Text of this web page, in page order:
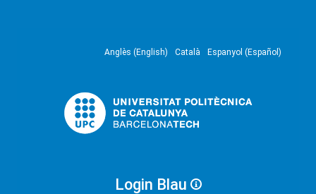
Anglès (English) Català Espanyol (Español)
Login Blau